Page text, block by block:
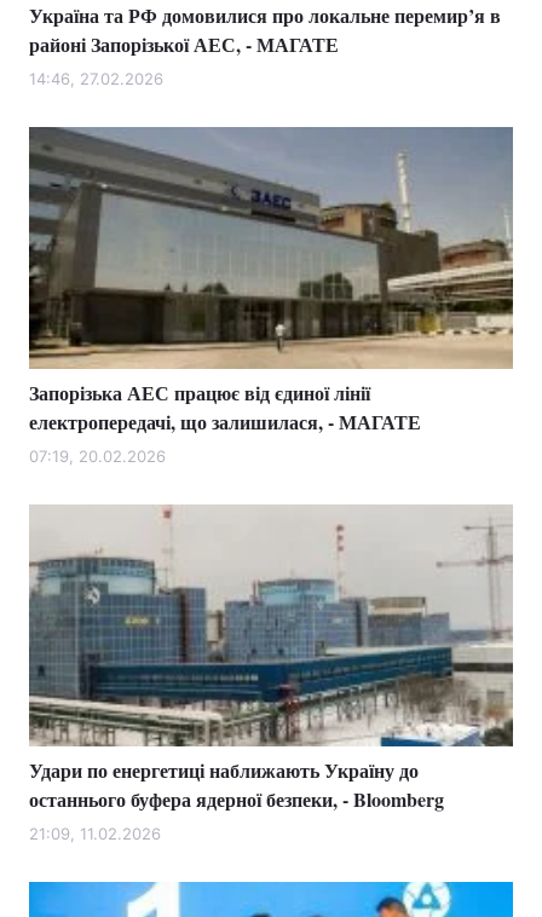
Україна та РФ домовилися про локальне перемир’я в
районі Запорізької АЕС, - МАГАТЕ
14:46, 27.02.2026
Запорізька АЕС працює від єдиної лінії
електропередачі, що залишилася, - МАГАТЕ
07:19, 20.02.2026
Удари по енергетиці наближають Україну до
останнього буфера ядерної безпеки, - Bloomberg
21:09, 11.02.2026